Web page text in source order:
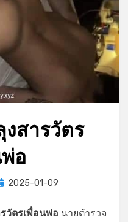
สารวัตร
อ
2025-01-09
วัตรเพื่อนพ่อ นายตำรวจ